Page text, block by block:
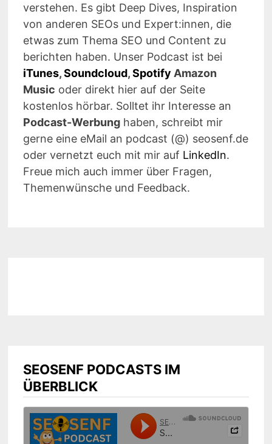
verstehen. Es gibt Deep Dives, Inspiration
von anderen SEOs und Expert:innen, die
etwas zum Thema SEO und Content zu
berichten haben. Unser Podcast ist bei
iTunes,Soundcloud,Spotify Amazon
Music oder direkt hier auf der Seite
kostenlos hörbar. Solltet ihr Interesse an
Podcast-Werbunghaben, schreibt mir
gerne eine eMail an podcast (@) seosenf.de
oder vernetzt euch mit mir auf LinkedIn.
Freue mich auch immer über Fragen,
Themenwünsche und Feedback.
SEOSENF PODCASTS IM
ÜBERBLICK